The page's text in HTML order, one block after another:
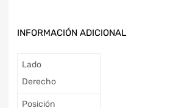
INFORMACIÓN ADICIONAL
Lado
Derecho
Posición